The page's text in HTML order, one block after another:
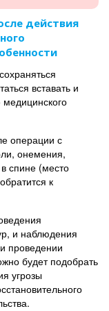
действия
вставать и
операции с
онемения,
спине (место
к
и наблюдения
проведении
будет подобрать
угрозы